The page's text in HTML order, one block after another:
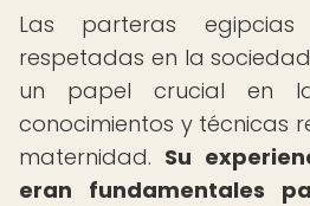
Las parteras
respetadas en la
un papel crucial en
conocimientos y técnicas
maternidad. Su
eran fundamentales